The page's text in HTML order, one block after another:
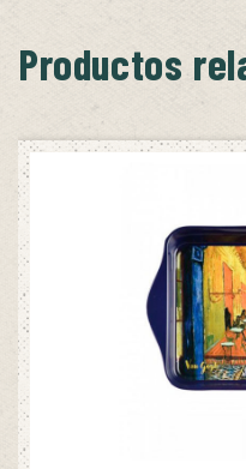
Productos